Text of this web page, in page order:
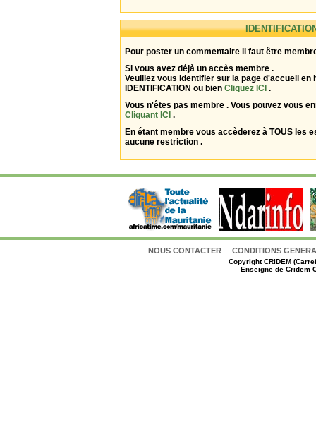
Pour poster un commentaire il faut être
Si vous avez déjà un accès membre .
Veuillez vous identifier sur la page d'accueil en
IDENTIFICATION ou bien Cliquez ICI .
Vous n'êtes pas membre . Vous pouvez vous
Cliquant ICI .
En étant membre vous accèderez à TOUS les
aucune restriction .
NOUS CONTACTER CONDITIONS
CopyrightCRIDEM
Enseigne de Cridem